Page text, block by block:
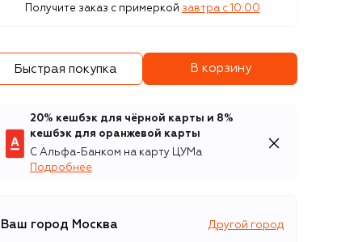
Получите заказ с примеркой завтра c 10:00
Быстрая покупка В корзину
20% кешбэк для чёрной карты и 8%
кешбэк для оранжевой карты
С Альфа-Банком на карту ЦУМа
Подробнее
Ваш город Москва Другой город